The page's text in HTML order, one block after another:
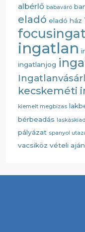
albérlő babaváró
eladó eladó ház
ingatlan
ingatlanjog
kecskeméti
kiemelt megbizas
bérbeadás
pályázat spanyol
vacsiköz vételi